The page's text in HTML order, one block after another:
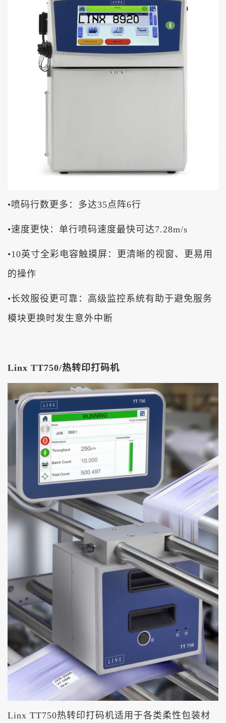
•喷码行数更多：多达35点阵6行
•速度更快：单行喷码速度最快可达7.28m/s
•10英寸全彩电容触摸屏：更清晰的视窗、更易用
的操作
•长效服役更可靠：高级监控系统有助于避免服务
模块更换时发生意外中断
Linx TT750/热转印打码机
Linx TT750热转印打码机适用于各类柔性包装材